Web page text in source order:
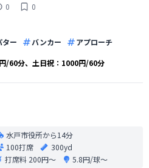
0
0
ター バンカー
アプローチ
/60分、土日祝：1000円/60分
水戸市役所から14分
100打席
300yd
打席料 200円〜
5.8円/球〜